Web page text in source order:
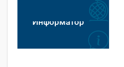
Информатор